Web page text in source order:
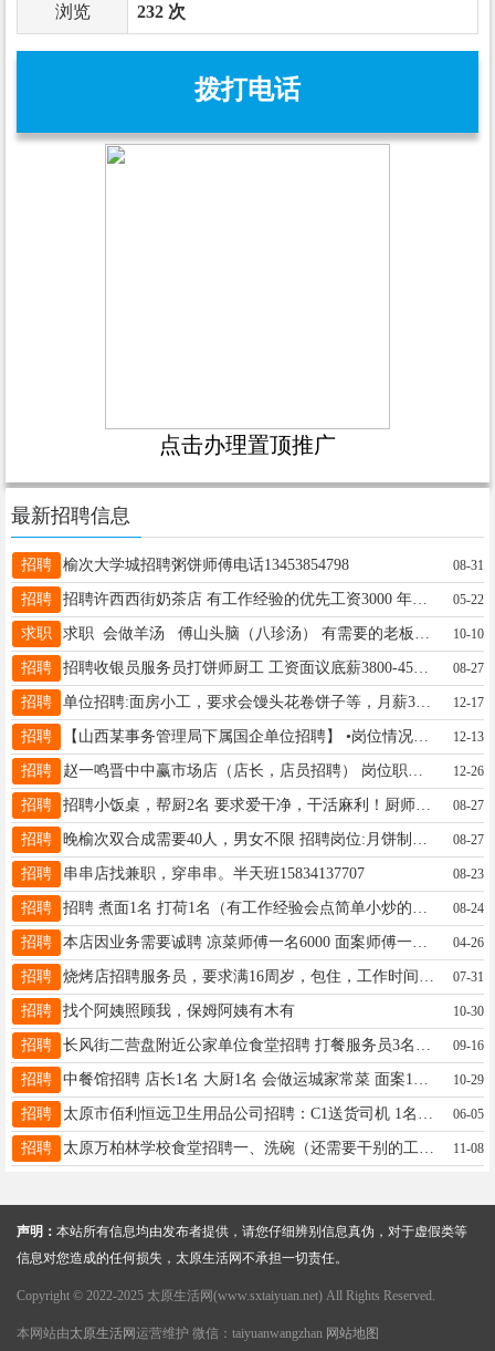
浏览 232 次
拨打电话
点击办理置顶推广
最新招聘信息
招聘 榆次大学城招聘粥饼师傅电话13453854798 08-31
招聘 招聘许西西街奶茶店 有工作经验的优先工资3000 年龄20-35岁 联系电话13935196124 13803459493 05-22
求职 10-10
招聘 招聘收银员服务员打饼师厨工 工资面议底薪3800-4500元+提成+全勤奖+年终奖+3天公休了包吃包住)厨师 电话:13403407571 08-27
招聘 单位招聘:面房小工，要求会馒头花卷饼子等，月薪3500，双休，节假日全休。 地址:府西街半坡东街口 联系电话: 15513805650 19103442019 12-17
招聘 【山西某事务管理局下属国企单位招聘】 •岗位情况：省内各机关事务单位安保，执勤，司机，保镖等工作 •招聘要求:男，中专以上学历，身高175cm以上 •薪资待遇:五险一金，月薪资5000元左右，吃饭三餐免费，住宿免费，工服免费，每月10日发上月薪资 12-13
招聘 12-26
招聘 08-27
招聘 08-27
招聘 串串店找兼职，穿串串。半天班15834137707 08-23
招聘 08-24
招聘 本店因业务需要诚聘 凉菜师傅一名6000 面案师傅一名6000，面师傅以小揪片，炒揪片为主 感谢群主，感谢同行，配菜已招下 生意好，工资按时发，要求吃苦耐劳 福利待遇：包食宿，宿舍近，月休2天、 地址，万柏林区东社 联系13453168790李（微信同号） 04-26
招聘 07-31
招聘 找个阿姨照顾我，保姆阿姨有木有 10-30
招聘 09-16
招聘 10-29
招聘 06-05
招聘 11-08
声明： 本站所有信息均由发布者提供，请您仔细辨别信息真伪，对于虚假类等
信息对您造成的任何损失，太原生活网不承担一切责任。
Copyright © 2022-2025 太原生活网(www.sxtaiyuan.net) All Rights Reserved.
本网站由太原生活网 运营维护 微信：taiyuanwangzhan 网站地图